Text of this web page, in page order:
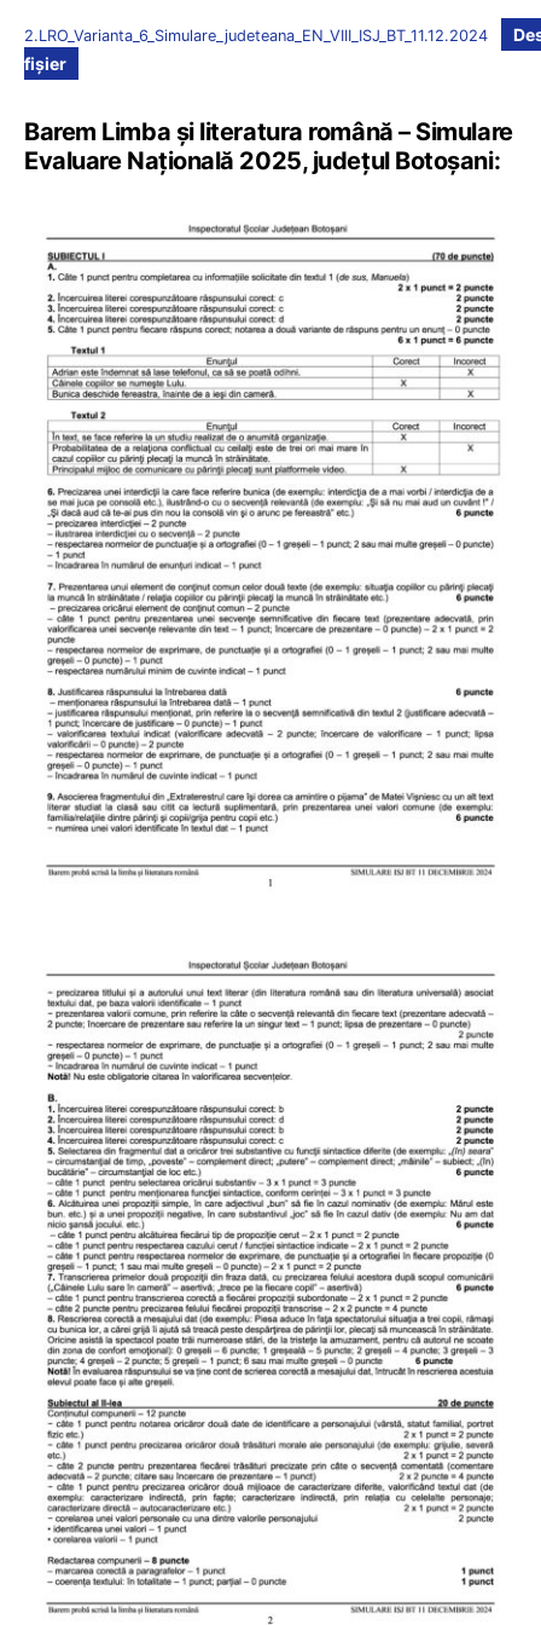
2.LRO_Varianta_6_Simulare_judeteana_EN_VIII_ISJ_BT_11.12.2024
fișier
Barem Limba și literatura română – Simulare
Evaluare Națională 2025, județul Botoșani: